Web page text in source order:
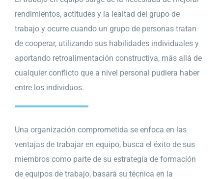
rendimientos, actitudes y la lealtad del grupo de
trabajo y ocurre cuando un grupo de personas tratan
de cooperar, utilizando sus habilidades individuales y
aportando retroalimentación constructiva, más allá de
cualquier conflicto que a nivel personal pudiera haber
entre los individuos.
Una organización comprometida se enfoca en las
ventajas de trabajar en equipo, busca el éxito de sus
miembros como parte de su estrategia de formación
de equipos de trabajo, basará su técnica en la